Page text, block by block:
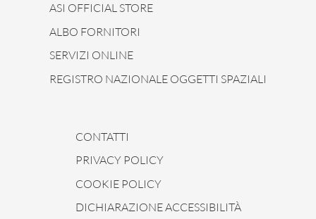
ASI OFFICIAL STORE
ALBO FORNITORI
SERVIZI ONLINE
REGISTRO NAZIONALE OGGETTI SPAZIALI
CONTATTI
PRIVACY POLICY
COOKIE POLICY
DICHIARAZIONE ACCESSIBILITÀ